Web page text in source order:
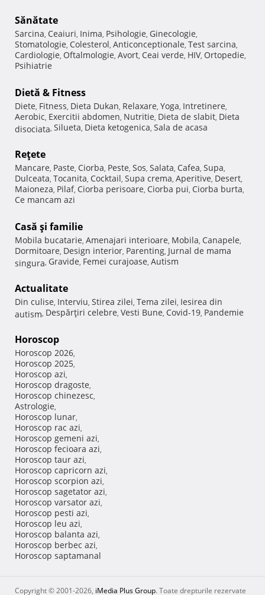
Sănătate
Sarcina, Ceaiuri, Inima, Psihologie, Ginecologie,
Stomatologie, Colesterol, Anticonceptionale, Test sarcina,
Cardiologie, Oftalmologie, Avort, Ceai verde, HIV, Ortopedie,
Psihiatrie
Dietă & Fitness
Diete, Fitness, Dieta Dukan, Relaxare, Yoga, Intretinere,
Aerobic, Exercitii abdomen, Nutritie, Dieta de slabit, Dieta
disociata, Silueta, Dieta ketogenica, Sala de acasa
Reţete
Mancare, Paste, Ciorba, Peste, Sos, Salata, Cafea, Supa,
Dulceata, Tocanita, Cocktail, Supa crema, Aperitive, Desert,
Maioneza, Pilaf, Ciorba perisoare, Ciorba pui, Ciorba burta,
Ce mancam azi
Casă şi familie
Mobila bucatarie, Amenajari interioare, Mobila, Canapele,
Dormitoare, Design interior, Parenting, Jurnal de mama
singura, Gravide, Femei curajoase, Autism
Actualitate
Din culise, Interviu, Stirea zilei, Tema zilei, Iesirea din
autism, Despărţiri celebre, Vesti Bune, Covid-19, Pandemie
Horoscop
Horoscop 2026,
Horoscop 2025,
Horoscop azi,
Horoscop dragoste,
Horoscop chinezesc,
Astrologie,
Horoscop lunar,
Horoscop rac azi,
Horoscop gemeni azi,
Horoscop fecioara azi,
Horoscop taur azi,
Horoscop capricorn azi,
Horoscop scorpion azi,
Horoscop sagetator azi,
Horoscop varsator azi,
Horoscop pesti azi,
Horoscop leu azi,
Horoscop balanta azi,
Horoscop berbec azi,
Horoscop saptamanal
Copyright © 2001-2026, iMedia Plus Group. Toate drepturile rezervate